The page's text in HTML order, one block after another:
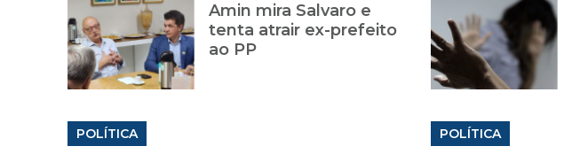
Amin mira Salvaro e
tenta atrair ex-prefeito
ao PP
POLÍTICA POLÍTICA